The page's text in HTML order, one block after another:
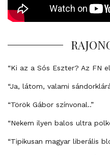
“Ki az a Sós Eszter? Az FN
“Ja, látom, valami
“Török Gábor színvonal..”
“Nekem ilyen balos ultra
“Tipikusan magyar liberális